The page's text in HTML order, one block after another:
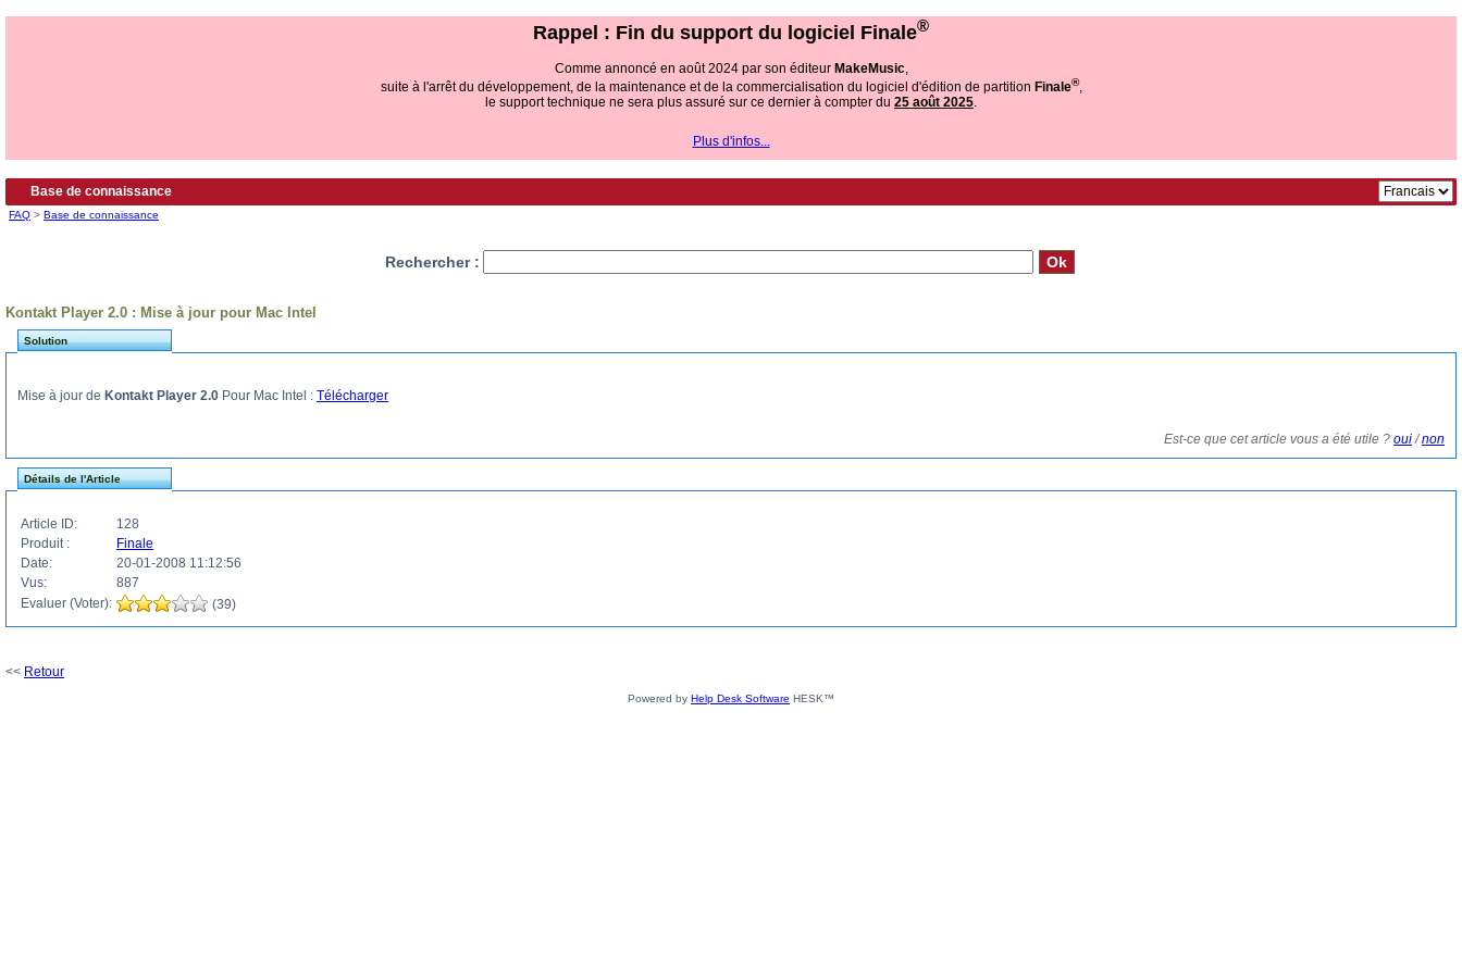
Rappel : Fin du support du logiciel Finale®
Comme annoncé en août 2024 par son éditeur MakeMusic,
suite à l'arrêt du développement, de la maintenance et de la commercialisation du logiciel d'édition de partition Finale®,
le support technique ne sera plus assuré sur ce dernier à compter du 25 août 2025.
Plus d'infos...
Base de connaissance
FAQ > Base de connaissance
Rechercher :
Kontakt Player 2.0 : Mise à jour pour Mac Intel
Solution
Mise à jour de Kontakt Player 2.0 Pour Mac Intel : Télécharger
Est-ce que cet article vous a été utile ? oui/non
Détails de l'Article
Article ID:
128
Produit :
Finale
Date:
20-01-2008 11:12:56
Vus:
887
Evaluer (Voter):
(39)
<< Retour
Powered by Help Desk Software HESK™